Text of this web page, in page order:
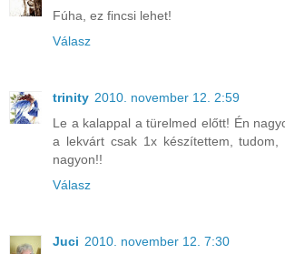
Fúha, ez fincsi lehet!
Válasz
trinity 2010. november 12. 2:59
Le a kalappal a türelmed előtt! Én
a lekvárt csak 1x készítettem, tudom,
nagyon!!
Válasz
Juci 2010. november 12. 7:30